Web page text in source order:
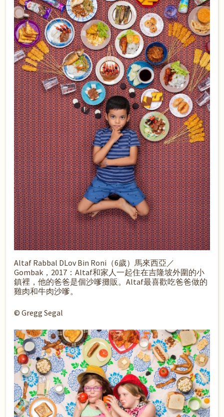
Altaf Rabbal DLov Bin Roni（6歲）馬來西亞／
Gombak，2017：Altaf和家人一起住在吉隆坡外圍的小
鎮裡，他的爸爸是個沙嗲攤販。Altaf最喜歡吃爸爸做的
雞肉和牛肉沙嗲。
© Gregg Segal